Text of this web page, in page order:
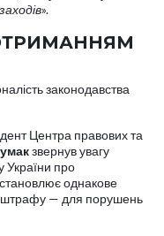
».
законодавства
Центра правових та
звернув увагу
України про
однакове
штрафу — для порушень